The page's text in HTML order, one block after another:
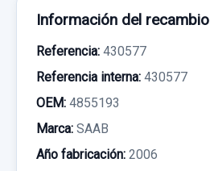
Información del recambio
Referencia: 430577
Referencia interna: 430577
OEM: 4855193
Marca: SAAB
Año fabricación: 2006